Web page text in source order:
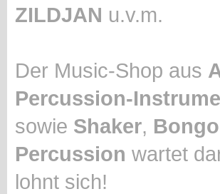
ZILDJAN u.v.m.
Der Music-Shop aus
Percussion-
sowie Shaker,
Percussion wartet
lohnt sich!